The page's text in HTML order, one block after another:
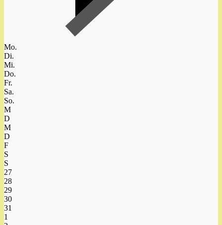
Mo.
Di.
Mi.
Do.
Fr.
Sa.
So.
M
D
M
D
F
S
S
27
28
29
30
31
1